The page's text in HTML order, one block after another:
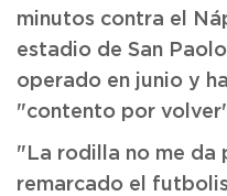
minutos contra el
estadio de San
operado en junio y
"contento por
"La rodilla no me da
remarcado el